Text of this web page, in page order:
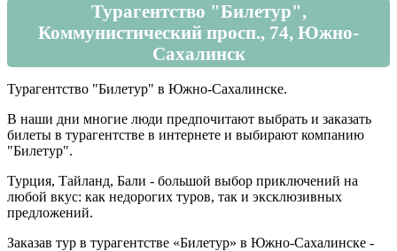
Турагентство "Билетур",
Коммунистический просп., 74, Южно-
Сахалинск
Турагентство "Билетур" в Южно-Сахалинске.
В наши дни многие люди предпочитают выбрать и заказать
билеты в турагентстве в интернете и выбирают компанию
"Билетур".
Турция, Тайланд, Бали - большой выбор приключений на
любой вкус: как недорогих туров, так и эксклюзивных
предложений.
Заказав тур в турагентстве «Билетур» в Южно-Сахалинске -